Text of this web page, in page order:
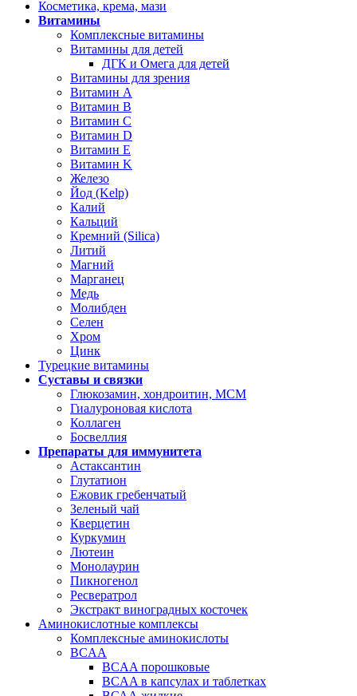
Косметика, крема, мази
Витамины
Комплексные витамины
Витамины для детей
ДГК и Омега для детей
Витамины для зрения
Витамин А
Витамин В
Витамин C
Витамин D
Витамин Е
Витамин K
Железо
Йод (Kelp)
Калий
Кальций
Кремний (Silica)
Литий
Магний
Марганец
Медь
Молибден
Селен
Хром
Цинк
Турецкие витамины
Суставы и связки
Глюкозамин, хондроитин, МСМ
Гиалуроновая кислота
Коллаген
Босвеллия
Препараты для иммунитета
Астаксантин
Глутатион
Ежовик гребенчатый
Зеленый чай
Кверцетин
Куркумин
Лютеин
Монолаурин
Пикногенол
Ресвератрол
Экстракт виноградных косточек
Аминокислотные комплексы
Комплексные аминокислоты
BCAA
BCAA порошковые
BCAA в капсулах и таблетках